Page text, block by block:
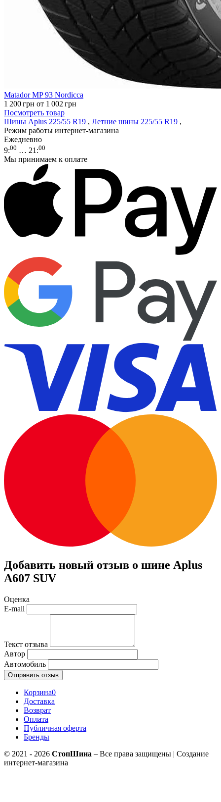
Matador MP 93 Nordicca
1 200грн от 1 002 грн
Посмотреть товар
Шины Aplus 225/55 R19 , Летние шины 225/55 R19 ,
Режим работы интернет-магазина
Ежедневно
9:00 … 21 :00
Мы принимаем к оплате
Добавить новый отзыв о шине Aplus
A607 SUV
Оценка
E-mail
Текст отзыва
Автор
Автомобиль
Отправить отзыв
Корзина0
Доставка
Возврат
Оплата
Публичная оферта
Бренды
© 2021 - 2026 СтопШина – Все права защищены | Создание
интернет-магазина